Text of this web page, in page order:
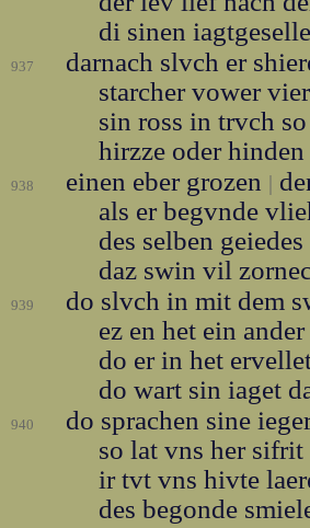
di sinen
937
darnach slvch er
starcher vower
sin ross in trvch
hirzze oder hinden
938 einen eber grozen |
als er begvnde
des selben
daz swin vil
939
do slvch in mit dem
ez en het ein
do er in het
do wart sin iaget
940
do sprachen sine
so lat vns her sifrit
ir tvt vns hivte
des begonde